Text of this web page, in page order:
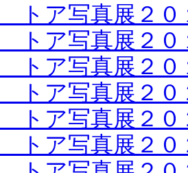
トア写真展２
トア写真展２
トア写真展２
トア写真展２
トア写真展２
トア写真展２